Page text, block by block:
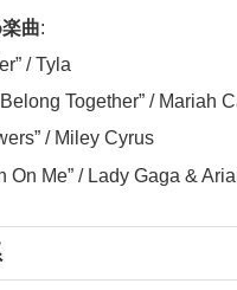
曲:
/ Tyla
Together” / Mariah
/ Miley Cyrus
On Me” / Lady Gaga &